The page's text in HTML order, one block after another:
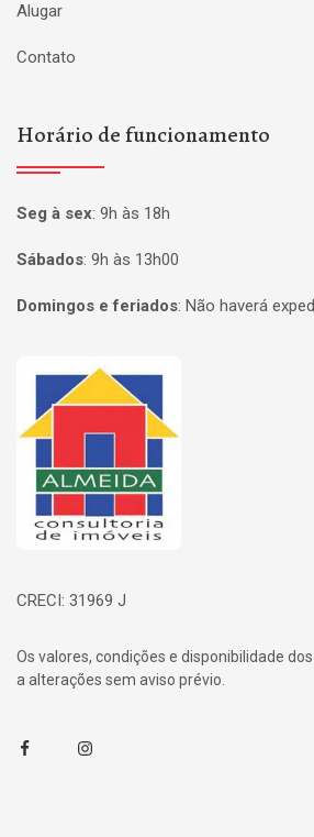
Alugar
Contato
Horário de funcionamento
Seg à sex: 9h às 18h
Sábados: 9h às 13h00
Domingos e feriados: Não haverá
Página inicial
CRECI: 31969 J
Os valores, condições e disponibilidade
a alterações sem aviso prévio.
FacebookInstagram